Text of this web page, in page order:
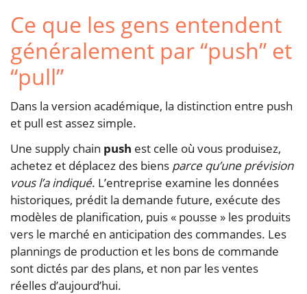
Ce que les gens entendent
généralement par “push” et
“pull”
Dans la version académique, la distinction entre push
et pull est assez simple.
Une supply chain push est celle où vous produisez,
achetez et déplacez des biens parce qu’une prévision
vous l’a indiqué. L’entreprise examine les données
historiques, prédit la demande future, exécute des
modèles de planification, puis « pousse » les produits
vers le marché en anticipation des commandes. Les
plannings de production et les bons de commande
sont dictés par des plans, et non par les ventes
réelles d’aujourd’hui.